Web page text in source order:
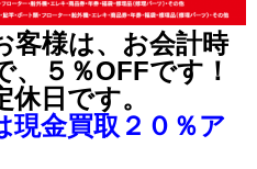
客様は、お会計時
、５％OFFです！
日です。
現金買取２０％ア